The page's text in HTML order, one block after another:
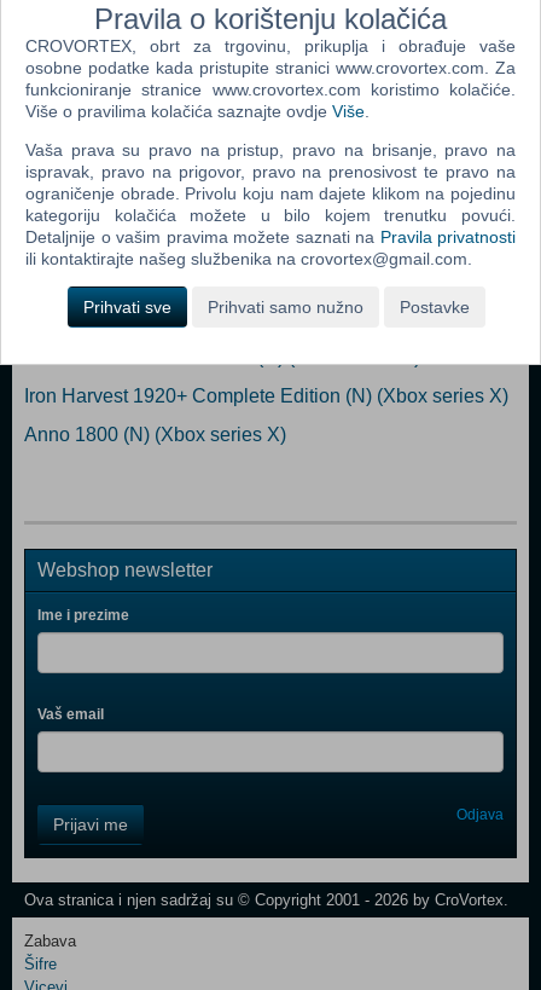
Popularno
Crusader Kings III (3) (N) (Xbox series X)
The DioField Chronicle (N) (Xbox series X)
Iron Harvest 1920+ Complete Edition (N) (Xbox series X)
Anno 1800 (N) (Xbox series X)
Webshop newsletter
Ime i prezime
Vaš email
Field
One
Newsletter
Control
Prijavi me Odjava
Ova stranica i njen sadržaj su © Copyright 2001 - 2026 by CroVortex.
Zabava
Šifre
Pravila o korištenju kolačića
CROVORTEX, obrt za trgovinu, prikuplja i obrađuje vaše
osobne podatke kada pristupite stranici www.crovortex.com. Za
funkcioniranje stranice www.crovortex.com koristimo kolačiće.
Više o pravilima kolačića saznajte ovdje Više
Vaša prava su pravo na pristup, pravo na brisanje, pravo na
ispravak, pravo na prigovor, pravo na prenosivost te pravo na
ograničenje obrade. Privolu koju nam dajete klikom na pojedinu
kategoriju kolačića možete u bilo kojem trenutku povući.
Detaljnije o vašim pravima možete saznati na Pravila privatnosti
ili kontaktirajte našeg službenika na crovortex@gmail.com.
Prihvati sve Prihvati samo nužno Postavke